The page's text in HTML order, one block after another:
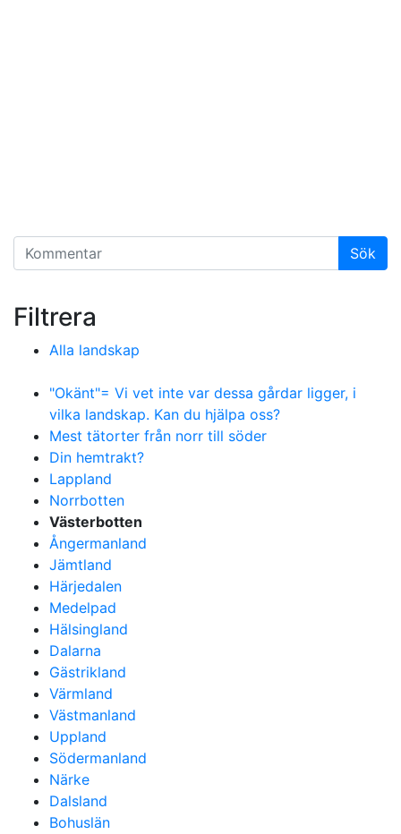
Filtrera
Alla landskap
"Okänt"= Vi vet inte var dessa gårdar ligger, i
vilka landskap. Kan du hjälpa oss?
Mest tätorter från norr till söder
Din hemtrakt?
Lappland
Norrbotten
Västerbotten
Ångermanland
Jämtland
Härjedalen
Medelpad
Hälsingland
Dalarna
Gästrikland
Värmland
Västmanland
Uppland
Södermanland
Närke
Dalsland
Bohuslän